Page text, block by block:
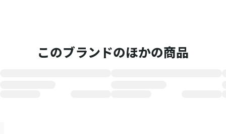
このブランドのほかの商品